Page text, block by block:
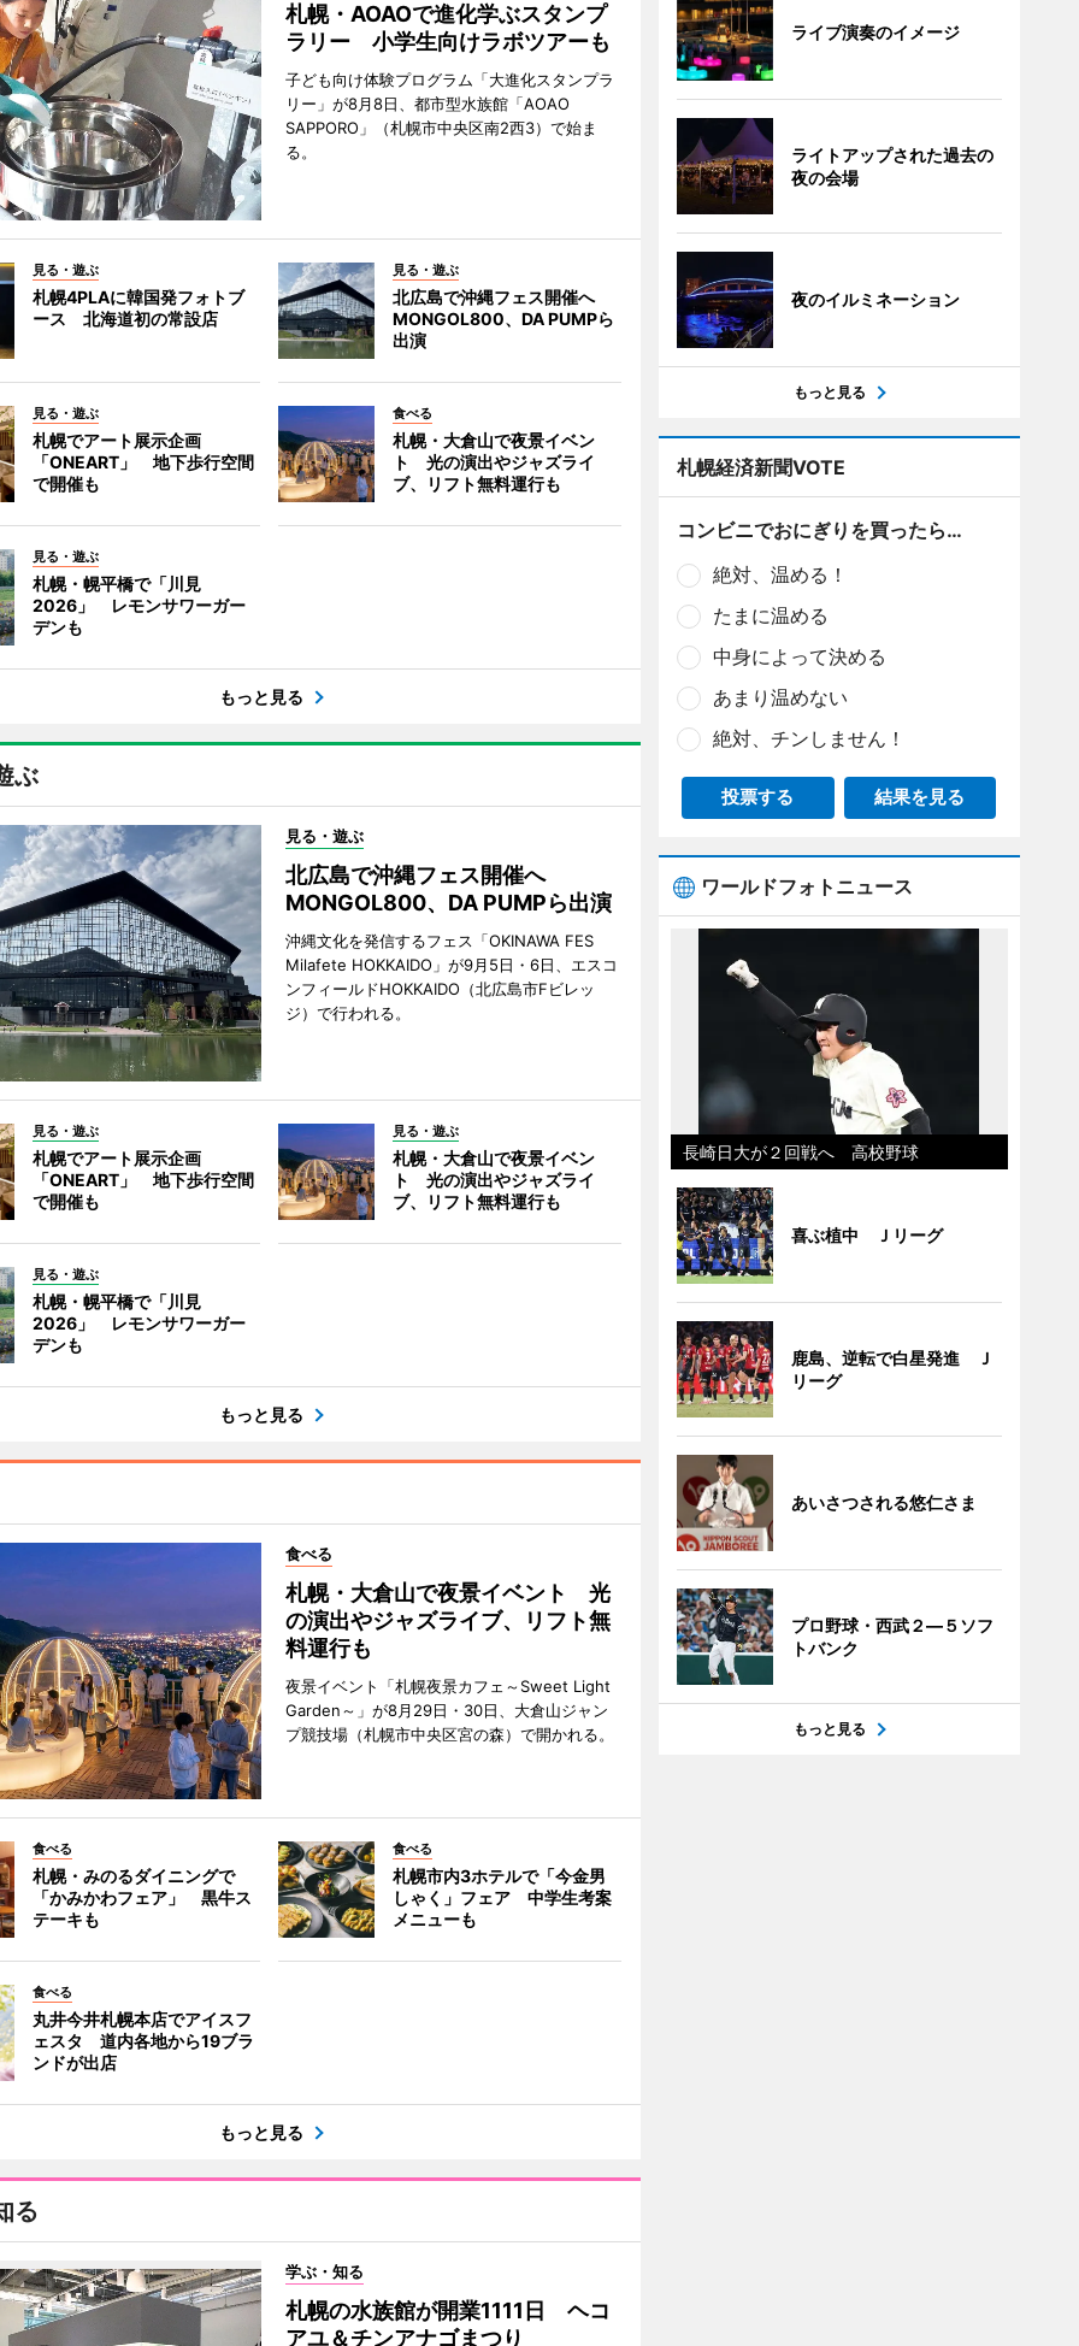
札幌・AOAOで進化学ぶスタンプ
ラリー 小学生向けラボツアーも
子ども向け体験プログラム「大進化スタンプラ
リー」が8月8日、都市型水族館「AOAO
SAPPORO」（札幌市中央区南2西3）で始ま
る。
見る・遊ぶ
札幌4PLAに韓国発フォトブ
ース 北海道初の常設店
見る・遊ぶ
北広島で沖縄フェス開催へ
MONGOL800、DA PUMPら
出演
見る・遊ぶ
札幌でアート展示企画
「ONEART」 地下歩行空間
で開催も
食べる
札幌・大倉山で夜景イベン
ト 光の演出やジャズライ
ブ、リフト無料運行も
見る・遊ぶ
札幌・幌平橋で「川見
2026」 レモンサワーガー
デンも
もっと見る
ぶ
見る・遊ぶ
北広島で沖縄フェス開催へ
MONGOL800、DA PUMPら出演
沖縄文化を発信するフェス「OKINAWA FES
Milafete HOKKAIDO」が9月5日・6日、エスコ
ンフィールドHOKKAIDO（北広島市Fビレッ
ジ）で行われる。
見る・遊ぶ
札幌でアート展示企画
「ONEART」 地下歩行空間
で開催も
見る・遊ぶ
札幌・大倉山で夜景イベン
ト 光の演出やジャズライ
ブ、リフト無料運行も
見る・遊ぶ
札幌・幌平橋で「川見
2026」 レモンサワーガー
デンも
もっと見る
食べる
札幌・大倉山で夜景イベント 光
の演出やジャズライブ、リフト無
料運行も
夜景イベント「札幌夜景カフェ～Sweet Light
Garden～」が8月29日・30日、大倉山ジャン
プ競技場（札幌市中央区宮の森）で開かれる。
食べる
札幌・みのるダイニングで
「かみかわフェア」 黒牛ス
テーキも
食べる
札幌市内3ホテルで「今金男
しゃく」フェア 中学生考案
メニューも
食べる
丸井今井札幌本店でアイスフ
ェスタ 道内各地から19ブラ
ンドが出店
もっと見る
る
学ぶ・知る
札幌の水族館が開業1111日 ヘコ
アユ＆チンアナゴまつり
ライブ演奏のイメージ
ライトアップされた過去の
夜の会場
夜のイルミネーション
もっと見る
札幌経済新聞VOTE
コンビニでおにぎりを買ったら…
絶対、温める！
たまに温める
中身によって決める
あまり温めない
絶対、チンしません！
投票する 結果を見る
ワールドフォトニュース
長崎日大が２回戦へ 高校野球
喜ぶ植中 Ｊリーグ
鹿島、逆転で白星発進 Ｊ
リーグ
あいさつされる悠仁さま
プロ野球・西武２―５ソフ
トバンク
もっと見る